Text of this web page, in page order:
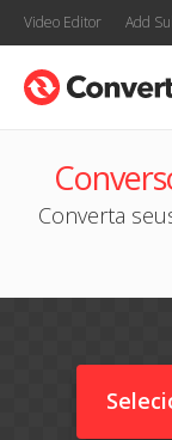
Video Editor Add
Converta